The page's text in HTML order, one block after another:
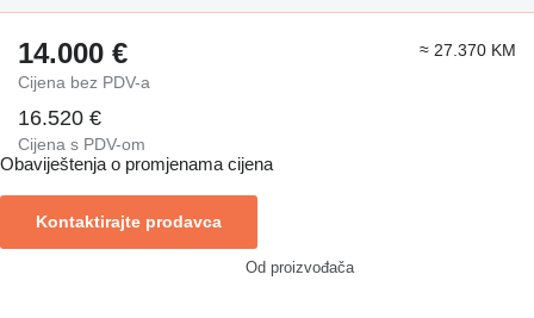
14.000 €
Cijena bez PDV-a
≈ 27.370 KM
16.520 €
Cijena s PDV-om
Obaviještenja o promjenama cijena
Kontaktirajte prodavca
Od proizvođača